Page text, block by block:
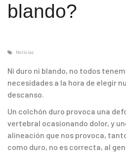
blando?
Noticias
Ni duro ni blando, no todos
necesidades a la hora de elegir
descanso.
Un colchón duro provoca una
vertebral ocasionando dolor, y
alineación que nos provoca,
como duro, no es correcta, al